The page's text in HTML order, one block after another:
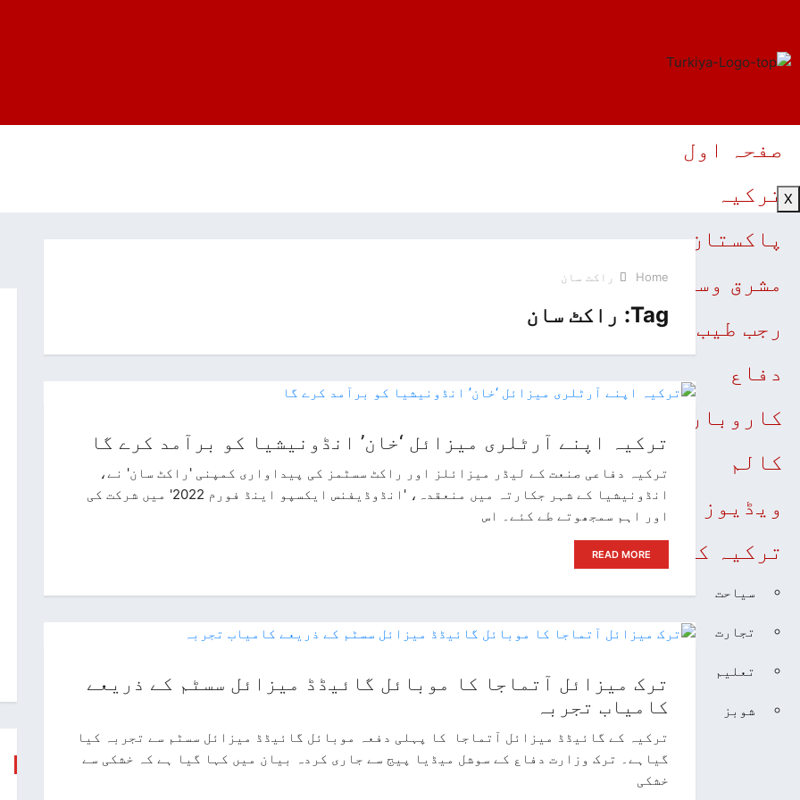
صفحہ اول
ترکیہ
پاکستان
مشرق وسطی
رجب طیب ایردوان
دفاع
کاروبار
کالم
ویڈیوز
ترکیہ کے بارے جانئیے
سیاحت
تجارت
تعلیم
شوبز
X
Home راکٹ سان
Tag: راکٹ سان
ترکیہ اپنے آرٹلری میزائل ‘خان’ انڈونیشیا کو برآمد کرے گا
ترکیہ دفاعی صنعت کے لیڈر میزائلز اور راکٹ سسٹمز کی پیداواری کمپنی 'راکٹ سان' نے،
انڈونیشیا کے شہر جکارتہ میں منعقدہ، 'انڈوڈیفنس ایکسپو اینڈ فورم 2022' میں شرکت کی
اور اہم سمجھوتے طے کئے۔ اس
READ MORE
ترک میزائل آتماجا کا موبائل گائیڈڈ میزائل سسٹم کے ذریعے
کامیاب تجربہ
ترکیہ کے گائیڈڈ میزائل آتماجا کا پہلی دفعہ موبائل گائیڈڈ میزائل سسٹم سے تجربہ کیا
گیاہے۔ ترک وزارت دفاع کے سوشل میڈیا پیج سے جاری کردہ بیان میں کہا گیا ہے کہ خشکی سے
خشکی